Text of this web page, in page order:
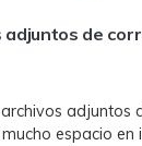
adjuntos de
adjuntos
espacio en